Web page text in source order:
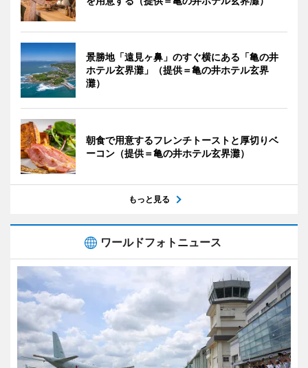
景勝地「遠見ヶ鼻」のすぐ横にある「亀の井
ホテル玄界灘」（提供＝亀の井ホテル玄界
灘）
朝食で用意するフレンチトーストと厚切りベ
ーコン（提供＝亀の井ホテル玄界灘）
もっと見る
ワールドフォトニュース